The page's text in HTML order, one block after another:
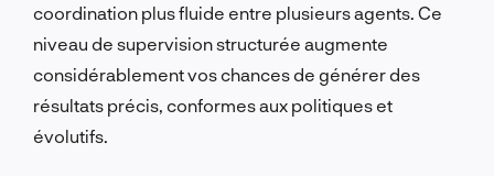
coordination plus fluide entre plusieurs agents. Ce
niveau de supervision structurée augmente
considérablement vos chances de générer des
résultats précis, conformes aux politiques et
évolutifs.